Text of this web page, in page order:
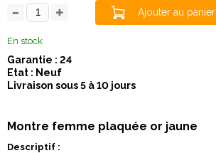
Ajouter au panier
En stock
Garantie : 24
Etat : Neuf
Livraison sous 5 à 10 jours
Montre femme plaquée or jaune
Descriptif :